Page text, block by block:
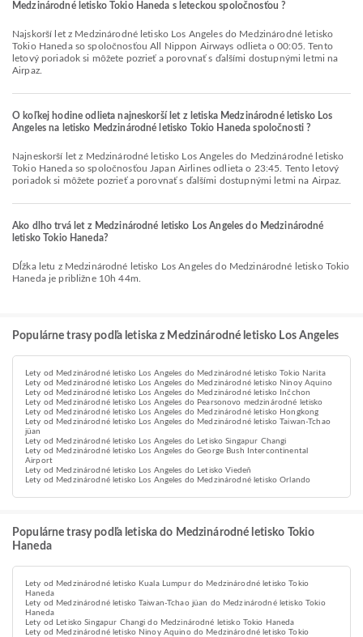
Medzinárodné letisko Tokio Haneda s leteckou spoločnosťou ?
Najskorší let z Medzinárodné letisko Los Angeles do Medzinárodné letisko
Tokio Haneda so spoločnosťou All Nippon Airways odlieta o 00:05. Tento
letový poriadok si môžete pozrieť a porovnať s ďalšími dostupnými letmi na
Airpaz.
O koľkej hodine odlieta najneskorší let z letiska Medzinárodné letisko Los
Angeles na letisko Medzinárodné letisko Tokio Haneda spoločnosti ?
Najneskorší let z Medzinárodné letisko Los Angeles do Medzinárodné letisko
Tokio Haneda so spoločnosťou Japan Airlines odlieta o 23:45. Tento letový
poriadok si môžete pozrieť a porovnať s ďalšími dostupnými letmi na Airpaz.
Ako dlho trvá let z Medzinárodné letisko Los Angeles do Medzinárodné
letisko Tokio Haneda?
Dĺžka letu z Medzinárodné letisko Los Angeles do Medzinárodné letisko Tokio
Haneda je približne 10h 44m.
Populárne trasy podľa letiska z Medzinárodné letisko Los Angeles
Lety od Medzinárodné letisko Los Angeles do Medzinárodné letisko Tokio Narita
Lety od Medzinárodné letisko Los Angeles do Medzinárodné letisko Ninoy Aquino
Lety od Medzinárodné letisko Los Angeles do Medzinárodné letisko Inčchon
Lety od Medzinárodné letisko Los Angeles do Pearsonovo medzinárodné letisko
Lety od Medzinárodné letisko Los Angeles do Medzinárodné letisko Hongkong
Lety od Medzinárodné letisko Los Angeles do Medzinárodné letisko Taiwan-Tchao
jüan
Lety od Medzinárodné letisko Los Angeles do Letisko Singapur Changi
Lety od Medzinárodné letisko Los Angeles do George Bush Intercontinental
Airport
Lety od Medzinárodné letisko Los Angeles do Letisko Viedeň
Lety od Medzinárodné letisko Los Angeles do Medzinárodné letisko Orlando
Populárne trasy podľa letiska do Medzinárodné letisko Tokio
Haneda
Lety od Medzinárodné letisko Kuala Lumpur do Medzinárodné letisko Tokio
Haneda
Lety od Medzinárodné letisko Taiwan-Tchao jüan do Medzinárodné letisko Tokio
Haneda
Lety od Letisko Singapur Changi do Medzinárodné letisko Tokio Haneda
Lety od Medzinárodné letisko Ninoy Aquino do Medzinárodné letisko Tokio